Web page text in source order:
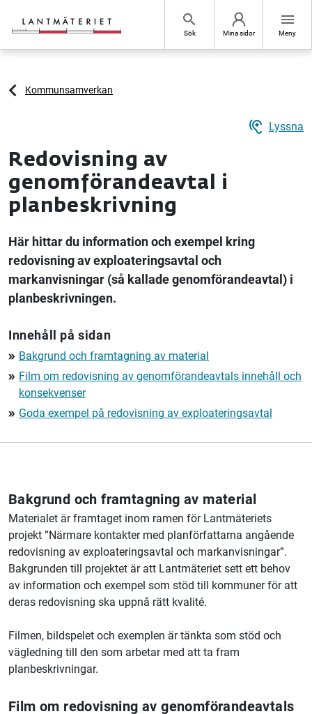
search
Sök Mina sidor
menu
Meny
Kommunsamverkan
hearing Lyssna
Redovisning av
genomförandeavtal i
planbeskrivning
Här hittar du information och exempel kring
redovisning av exploateringsavtal och
markanvisningar (så kallade genomförandeavtal) i
planbeskrivningen.
Innehåll på sidan
double_arrow Bakgrund och framtagning av material
double_arrow Film om redovisning av genomförandeavtals innehåll och
konsekvenser
double_arrow Goda exempel på redovisning av exploateringsavtal
Bakgrund och framtagning av material
Materialet är framtaget inom ramen för Lantmäteriets
projekt ”Närmare kontakter med planförfattarna angående
redovisning av exploateringsavtal och markanvisningar”.
Bakgrunden till projektet är att Lantmäteriet sett ett behov
av information och exempel som stöd till kommuner för att
deras redovisning ska uppnå rätt kvalité.
Filmen, bildspelet och exemplen är tänkta som stöd och
vägledning till den som arbetar med att ta fram
planbeskrivningar.
Film om redovisning av genomförandeavtals